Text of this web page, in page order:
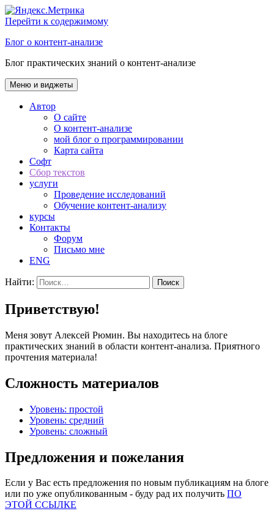
Перейти к содержимому
Блог о контент-анализе
Блог практических знаний о контент-анализе
Меню и виджеты
Автор
О сайте
О контент-анализе
мой блог о программировании
Карта сайта
Софт
Сбор текстов
услуги
Проведение исследований
Обучение контент-анализу
курсы
Контакты
Форум
Письмо мне
ENG
Найти:
Приветствую!
Меня зовут Алексей Рюмин. Вы находитесь на блоге
практических знаний в области контент-анализа. Приятного
прочтения материала!
Сложность материалов
Уровень: простой
Уровень: средний
Уровень: сложный
Предложения и пожелания
Если у Вас есть предложения по новым публикациям на блоге
или по уже опубликованным - буду рад их получить ПО
ЭТОЙ ССЫЛКЕ